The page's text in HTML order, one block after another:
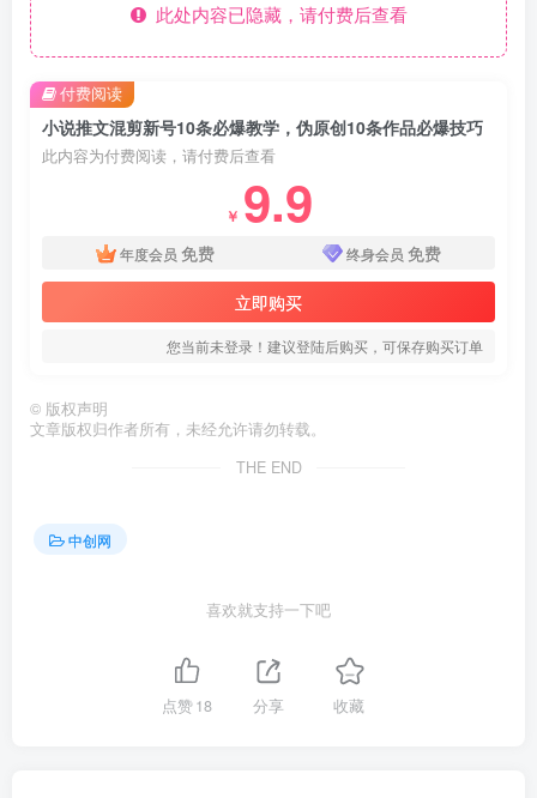
此处内容已隐藏，请付费后查看
小说推文混剪新号10条必爆教学，伪原创10条作品必爆技巧
此内容为付费阅读，请付费后查看
￥ 9.9
年度会员 免费 终身会员 免费
立即购买
您当前未登录！建议登陆后购买，可保存购买订单
付费阅读
© 版权声明
文章版权归作者所有，未经允许请勿转载。
THE END
中创网
喜欢就支持一下吧
点赞18 分享 收藏